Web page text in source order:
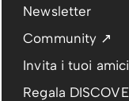
Newsletter
Community ↗
Invita i tuoi
Regala